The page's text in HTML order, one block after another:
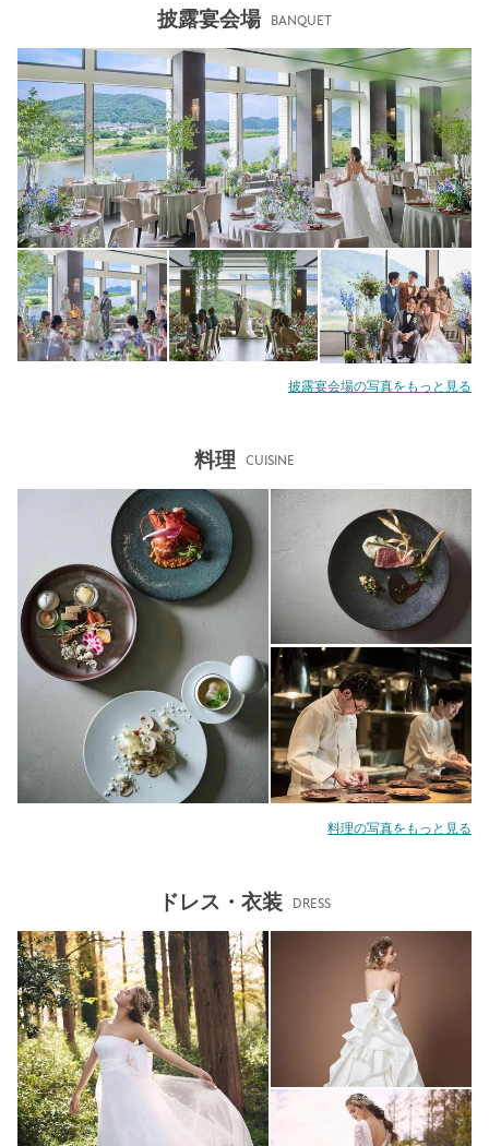
披露宴会場 BANQUET
披露宴会場の写真をもっと見る
料理 CUISINE
料理の写真をもっと見る
ドレス・衣装 DRESS